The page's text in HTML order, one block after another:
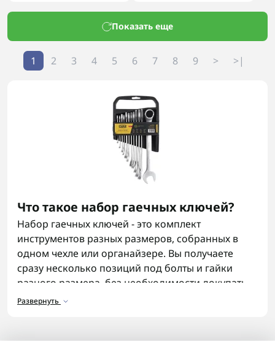
Показать еще
1 2 3 4 5 6 7 8 9 > >|
Что такое набор гаечных ключей?
Набор гаечных ключей - это комплект
инструментов разных размеров, собранных в
одном чехле или органайзере. Вы получаете
сразу несколько позиций под болты и гайки
разного размера, без необходимости докупать
каждый ключ отдельно. Обычно в комплект
Развернуть